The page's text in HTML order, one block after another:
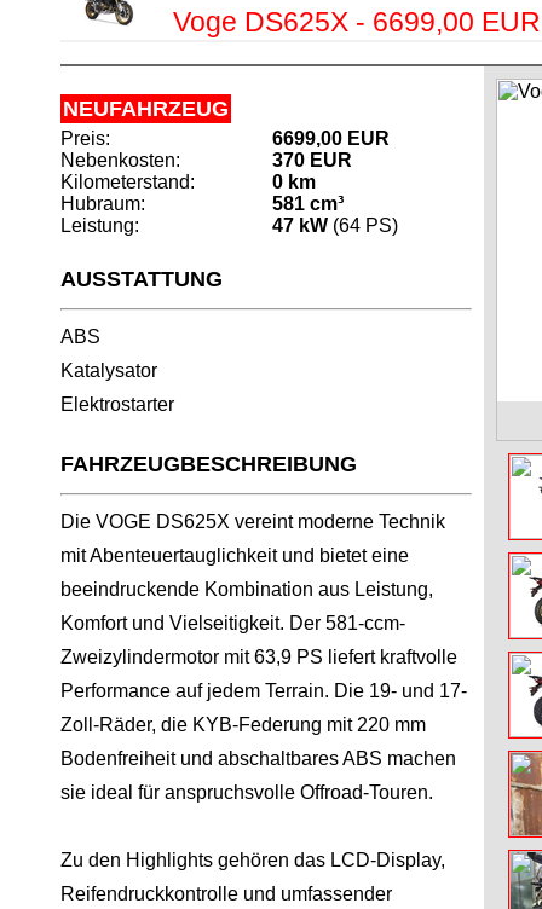
Voge DS625X - 6699,00 EUR
NEUFAHRZEUG
Preis:
6699,00 EUR
Nebenkosten:
370 EUR
Kilometerstand:
0 km
Hubraum:
581 cm³
Leistung:
47 kW (64 PS)
AUSSTATTUNG
ABS
Katalysator
Elektrostarter
FAHRZEUGBESCHREIBUNG
Die VOGE DS625X vereint moderne Technik
mit Abenteuertauglichkeit und bietet eine
beeindruckende Kombination aus Leistung,
Komfort und Vielseitigkeit. Der 581-ccm-
Zweizylindermotor mit 63,9 PS liefert kraftvolle
Performance auf jedem Terrain. Die 19- und 17-
Zoll-Räder, die KYB-Federung mit 220 mm
Bodenfreiheit und abschaltbares ABS machen
sie ideal für anspruchsvolle Offroad-Touren.
Zu den Highlights gehören das LCD-Display,
Reifendruckkontrolle und umfassender